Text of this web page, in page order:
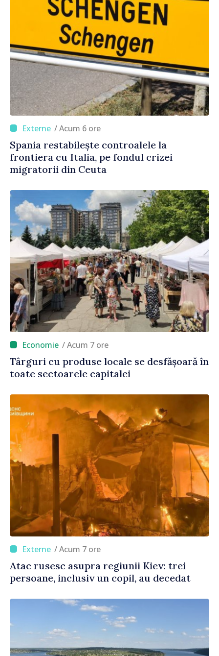
/ Acum 6 ore
Spania restabilește controalele la
frontiera cu Italia, pe fondul crizei
migratorii din Ceuta
/ Acum 7 ore
Târguri cu produse locale se desfășoară în
toate sectoarele capitalei
/ Acum 7 ore
Atac rusesc asupra regiunii Kiev: trei
persoane, inclusiv un copil, au decedat